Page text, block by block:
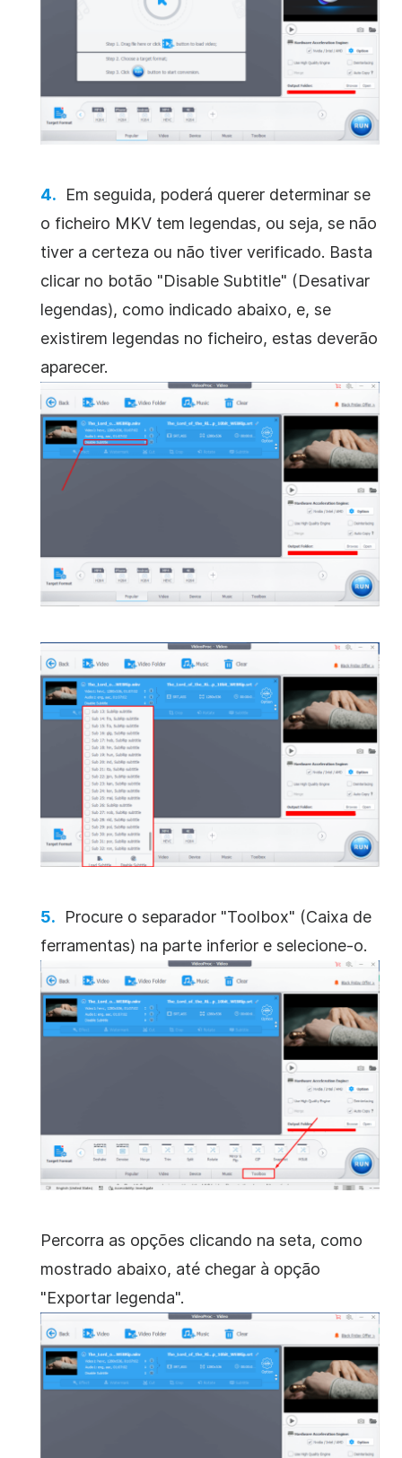
Em seguida, poderá querer determinar se
o ficheiro MKV tem legendas, ou seja, se não
tiver a certeza ou não tiver verificado. Basta
clicar no botão "Disable Subtitle" (Desativar
legendas), como indicado abaixo, e, se
existirem legendas no ficheiro, estas deverão
aparecer.
Procure o separador "Toolbox" (Caixa de
ferramentas) na parte inferior e selecione-o.
Percorra as opções clicando na seta, como
mostrado abaixo, até chegar à opção
"Exportar legenda".